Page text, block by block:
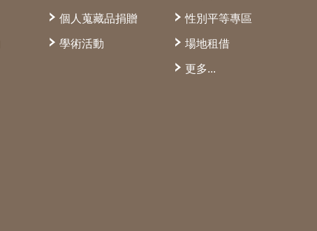
個人蒐藏品捐贈
學術活動
性別平等專區
場地租借
更多...